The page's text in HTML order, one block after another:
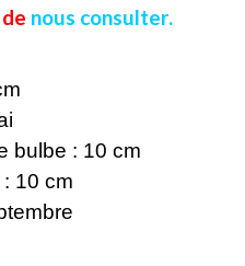
nous consulter.
bulbe : 10 cm
10 cm